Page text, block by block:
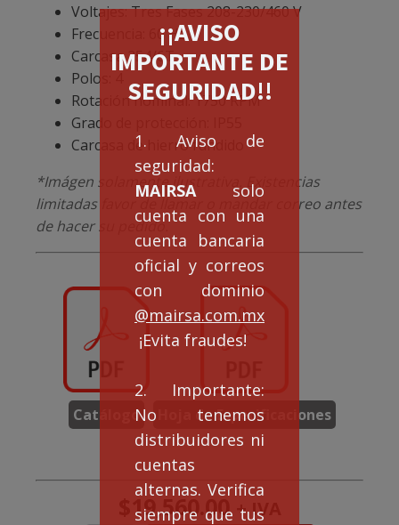
¡¡AVISO
IMPORTANTE DE
SEGURIDAD!!
1. Aviso de
seguridad:
MAIRSA solo
cuenta con una
cuenta bancaria
oficial y correos
con dominio
@mairsa.com.mx
¡Evita fraudes!
2. Importante:
No tenemos
distribuidores ni
cuentas
alternas. Verifica
siempre que tus
Voltajes: Tres Fases 208-230/460 V
Frecuencia: 60 Hz
Carcasa 254/6T
Polos: 4
Rotación nominal: 1750 RPM
Grado de protección: IP55
Carcasa de hierro fundido
*Imágen solamente ilustrativa. Existencias
limitadas favor de llamar o mandar correo antes
de hacer su pedido.
Catálogo Hoja de Especificaciones
19,560.00 + IVA